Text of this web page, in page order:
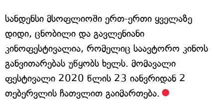
სანდენსი მსოფლიოში ერთ-ერთი ყველაზე
დიდი, ცნობილი და გავლენიანი
კინოფესტივალია, რომელიც საავტორო კინოს
განვითარებას უწყობს ხელს. მომავალი
ფესტივალი 2020 წლის 23 იანვრიდან 2
თებერვლის ჩათვლით გაიმართება.